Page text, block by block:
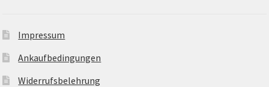
Impressum
Ankaufbedingungen
Widerrufsbelehrung